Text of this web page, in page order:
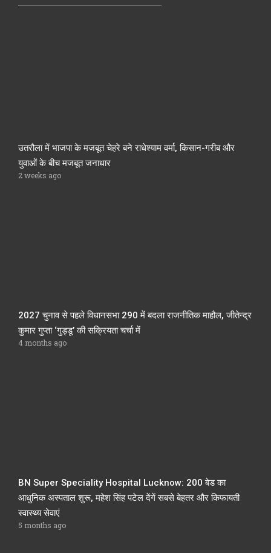
उतरौला में भाजपा के मजबूत चेहरे बने राधेश्याम वर्मा, किसान-गरीब और
युवाओं के बीच मजबूत जनाधार
2 weeks ago
2027 चुनाव से पहले विधानसभा 290 में बदला राजनीतिक माहौल, जीतेन्द्र
कुमार गुप्ता ‘गुड्डू’ की सक्रियता चर्चा में
4 months ago
BN Super Speciality Hospital Lucknow: 200 बेड का
आधुनिक अस्पताल शुरू, महेश सिंह पटेल देंगें सबसे बेहतर और किफायती
स्वास्थ्य सेवाएं
5 months ago